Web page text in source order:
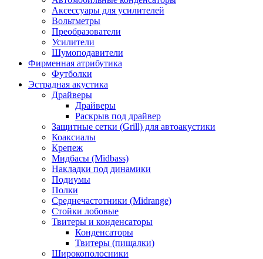
Аксессуары для усилителей
Вольтметры
Преобразователи
Усилители
Шумоподавители
Фирменная атрибутика
Футболки
Эстрадная акустика
Драйверы
Драйверы
Раскрыв под драйвер
Защитные сетки (Grill) для автоакустики
Коаксиалы
Крепеж
Мидбасы (Midbass)
Накладки под динамики
Подиумы
Полки
Среднечастотники (Midrange)
Стойки лобовые
Твитеры и конденсаторы
Конденсаторы
Твитеры (пищалки)
Широкополосники